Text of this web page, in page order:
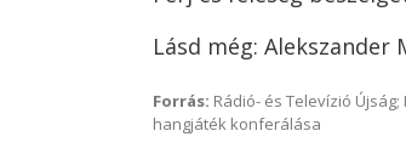
Lásd még: Alekszander
Forrás: Rádió- és Televízió
hangjáték konferálása